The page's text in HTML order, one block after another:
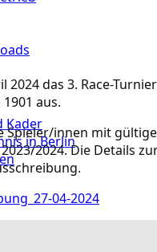
Kader
in Berlin
2024 das 3. Race-Turnier
aus.
Spieler/innen mit
2024. Die Details
04-2024